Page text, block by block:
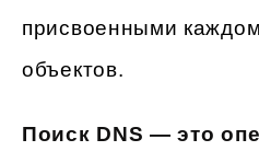
присвоенными
объектов.
Поиск DNS — это